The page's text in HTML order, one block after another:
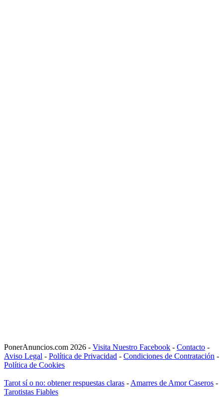
PonerAnuncios.com 2026 - Visita Nuestro Facebook - Contacto -
Aviso Legal - Política de Privacidad - Condiciones de Contratación -
Política de Cookies
Tarot sí o no: obtener respuestas claras - Amarres de Amor Caseros -
Tarotistas Fiables